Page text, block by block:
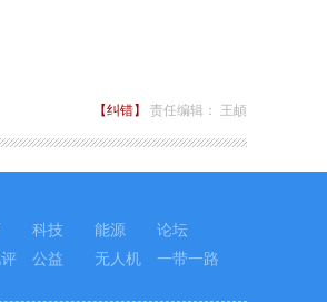
【纠错】 责任编辑： 王頔
科技 能源
论坛
公益 无人机 一带一路